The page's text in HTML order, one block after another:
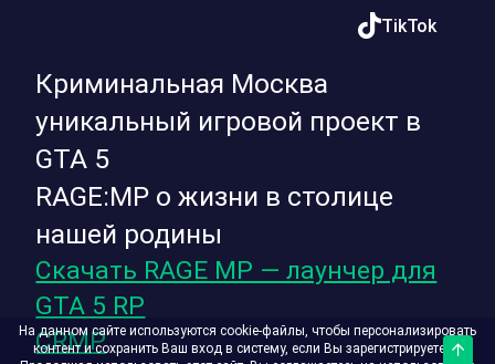
Криминальная Москва
уникальный игровой проект в
GTA 5
RAGE:MP о жизни в столице
нашей родины
Скачать RAGE MP — лаунчер для
GTA 5 RP
CRMP
TikTok
На данном сайте используются cookie-файлы, чтобы персонализировать
контент и сохранить Ваш вход в систему, если Вы зарегистрируетесь.Верх